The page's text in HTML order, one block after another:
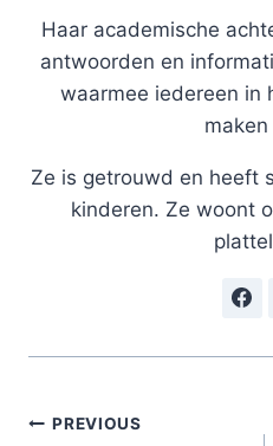
Haar academische
antwoorden en
waarmee iedereen in
Ze is getrouwd en heeft
kinderen. Ze woont
Post
PREVIOUS